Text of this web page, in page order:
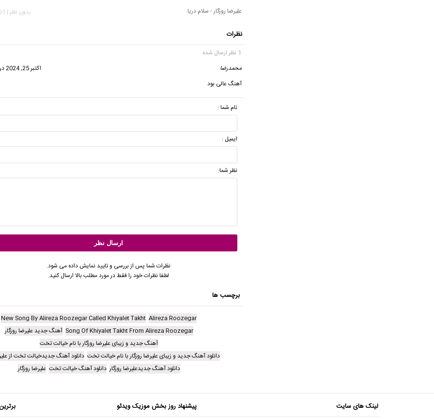
علیرضا روزگار - سلام دریا
بدون نظر | 1,161 بازدید
نظرات
1 نظر ارسال شده
محمدرضا
اکتبر 25, 2024 در 4:32 ق.ظ
آهنگ عالی بود
نام شما :
ایمیل :
نظر شما:
نظرات شما پس از بررسی و تایید نمایش داده می شود.
لطفا نظرات خود را فقط در مورد مطلب بالا ارسال کنید.
برچسب ها
Alireza Roozegar
New Song By Alireza Roozegar Called Khiyalet Takht
Song Of Khiyalet Takht From Alireza Roozegar آهنگ جدید علیرضا روزگار
آهنگ جدید و زیبای علیرضا روزگار با نام خیالت تخت
دانلود آهنگ جدید و زیبای علیرضا روزگار با نام خیالت تخت دانلود آهنگ جدیدخیالت تخت از
دانلود آهنگ جدیدعلیرضا روزگار دانلود آهنگ خیالت تخت علیرضا روزگار
لینک های سایت پیشنهاد روز بخش موزیک ویدئو